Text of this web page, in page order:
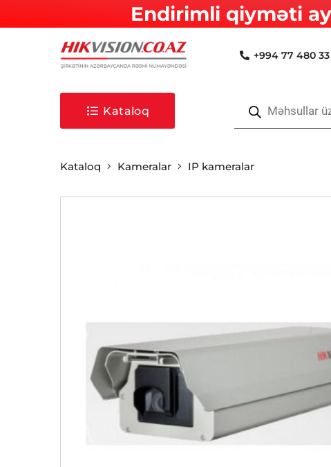
Endirimli qiyməti
+994 77 480
Kataloq
search
Kataloq Kameralar IP kameralar